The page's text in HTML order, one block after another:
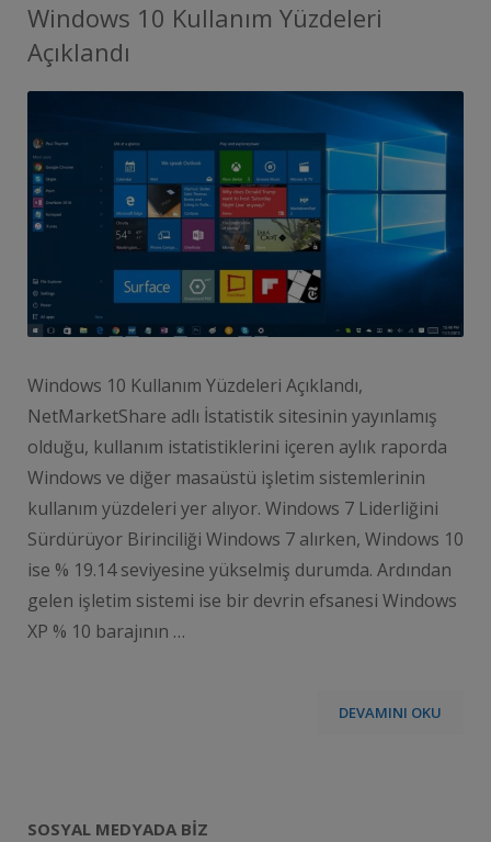
Windows 10 Kullanım Yüzdeleri
Açıklandı
Windows 10 Kullanım Yüzdeleri Açıklandı,
NetMarketShare adlı İstatistik sitesinin yayınlamış
olduğu, kullanım istatistiklerini içeren aylık raporda
Windows ve diğer masaüstü işletim sistemlerinin
kullanım yüzdeleri yer alıyor. Windows 7 Liderliğini
Sürdürüyor Birinciliği Windows 7 alırken, Windows 10
ise % 19.14 seviyesine yükselmiş durumda. Ardından
gelen işletim sistemi ise bir devrin efsanesi Windows
XP % 10 barajının …
DEVAMINI OKU
SOSYAL MEDYADA BIZ